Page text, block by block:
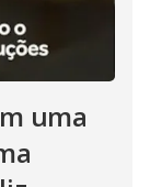
uma